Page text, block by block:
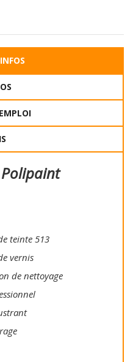
Polipaint
teinte 513
vernis
de nettoyage